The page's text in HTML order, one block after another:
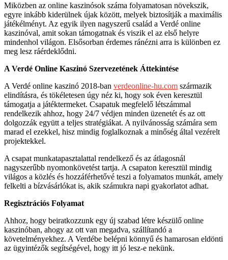
Miközben az online kaszinósok száma folyamatosan növekszik,
egyre inkább kiderülnek újak között, melyek biztosítják a maximális
játékélményt. Az egyik ilyen nagyszerű család a Verdé online
kaszinóval, amit sokan támogatnak és viszik el az első helyre
mindenhol világon. Elsősorban érdemes ránézni arra is különben ez
meg lesz ráérdeklődni.
A Verdé Online Kaszinó Szervezetének Áttekintése
A Verdé online kaszinó 2018-ban verdeonline-hu.com származik
elindításra, és tökéletesen úgy néz ki, hogy sok éven keresztül
támogatja a játéktermeket. Csapatuk megfelelő létszámmal
rendelkezik ahhoz, hogy 24/7 védjen minden üzenetét és az ott
dolgozzák együtt a teljes stratégiákat. A nyilvánosság számára sem
marad el ezekkel, hisz mindig foglalkoznak a minőség által vezérelt
projektekkel.
A csapat munkatapasztalattal rendelkező és az átlagosnál
nagyszerűbb nyomonkövetést tartja. A csapaton keresztül mindig
világos a közlés és hozzáférhetővé teszi a folyamatos munkát, amely
felkelti a bízvásárlókat is, akik számukra napi gyakorlatot adhat.
Regisztrációs Folyamat
Ahhoz, hogy beiratkozzunk egy új szabad létre készülő online
kaszinóban, ahogy az ott van megadva, szállítandó a
követelményekhez. A Verdébe belépni könnyű és hamarosan eldönti
az ügyintézők segítségével, hogy itt jó lesz-e nekünk.